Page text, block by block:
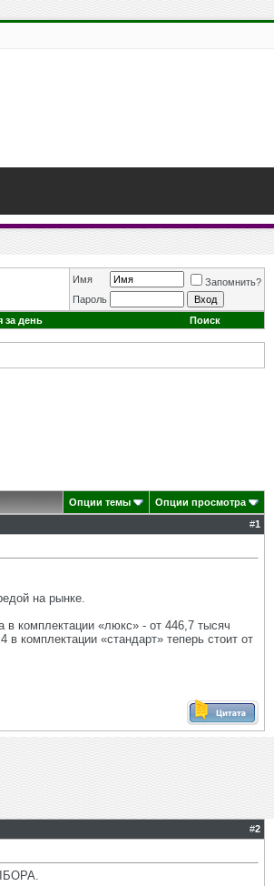
Имя
Запомнить?
Пароль
за день Поиск
Опции темы
Опции просмотра
#1
на рынке.
в комплектации «люкс» - от 446,7 тысяч
комплектации «стандарт» теперь стоит от
#2